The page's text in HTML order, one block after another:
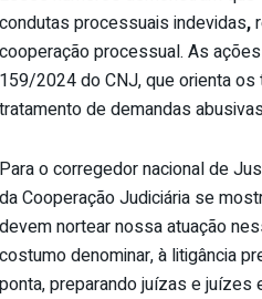
condutas processuais indevidas,
cooperação processual. As
159/2024 do CNJ, que orienta
tratamento de demandas
Para o corregedor nacional de
da Cooperação Judiciária se
devem nortear nossa atuação
costumo denominar, à litigância
ponta, preparando juízas e juízes